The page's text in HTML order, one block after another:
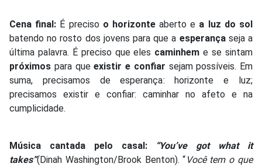
Cena final: É preciso o horizonteaberto e a luz do sol
batendo no rosto dos jovens para que a esperançaseja a
última palavra. É preciso que eles caminhem e se sintam
próximos para queexistir e confiar sejam possíveis. Em
suma, precisamos de esperança: horizonte e luz;
precisamos existir e confiar: caminhar no afeto e na
cumplicidade.
Música cantada pelo casal:
“You’ve got what it
takes”(Dinah Washington/Brook Benton). “ Você tem o que